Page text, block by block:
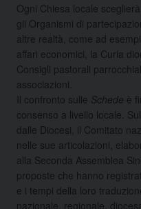
Ogni Chiesa locale
gli Organismi di
altre realtà, come ad
affari economici, la Curia
Consigli pastorali
associazioni.
Il confronto sulle Schede è
consenso a livello locale.
dalle Diocesi, il Comitato
nelle sue articolazioni,
alla Seconda Assemblea
proposte che hanno
e i tempi della loro
nazionale, regionale,